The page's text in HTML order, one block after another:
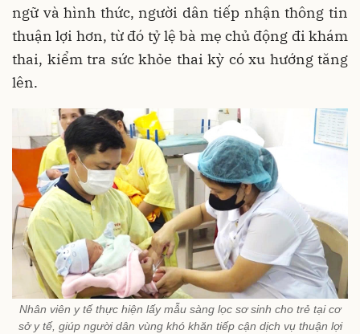
ngữ và hình thức, người dân tiếp nhận thông tin
thuận lợi hơn, từ đó tỷ lệ bà mẹ chủ động đi khám
thai, kiểm tra sức khỏe thai kỳ có xu hướng tăng
lên.
Nhân viên y tế thực hiện lấy mẫu sàng lọc sơ sinh cho trẻ tại cơ
sở y tế, giúp người dân vùng khó khăn tiếp cận dịch vụ thuận lợi